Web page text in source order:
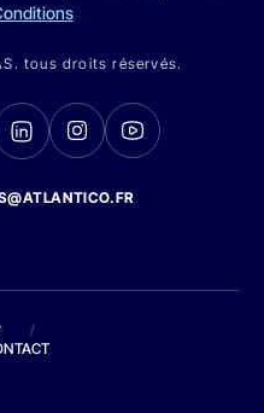
tous droits réservés.
/